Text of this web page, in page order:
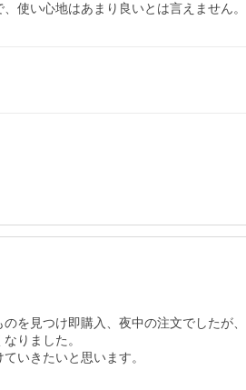
使い心地はあまり良いとは言えません
を見つけ即購入、夜中の注文でしたが
りました。
いきたいと思います。